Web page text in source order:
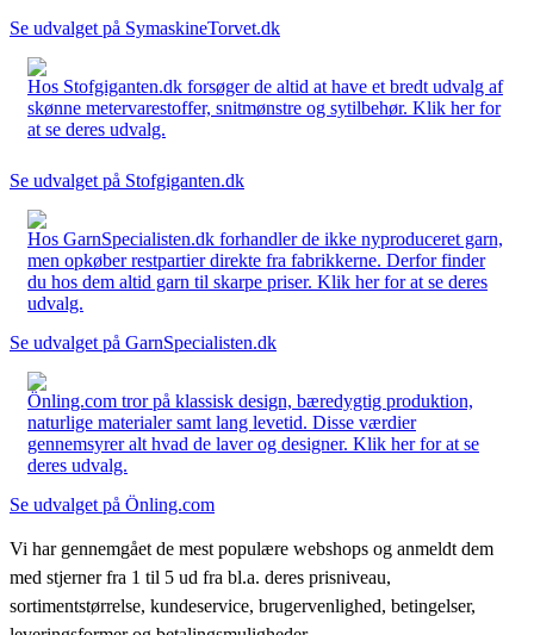
Se udvalget på SymaskineTorvet.dk
Hos Stofgiganten.dk forsøger de altid at have et bredt udvalg af
skønne metervarestoffer, snitmønstre og sytilbehør. Klik her for
at se deres udvalg.
Se udvalget på Stofgiganten.dk
Hos GarnSpecialisten.dk forhandler de ikke nyproduceret garn,
men opkøber restpartier direkte fra fabrikkerne. Derfor finder
du hos dem altid garn til skarpe priser. Klik her for at se deres
udvalg.
Se udvalget på GarnSpecialisten.dk
Önling.com tror på klassisk design, bæredygtig produktion,
naturlige materialer samt lang levetid. Disse værdier
gennemsyrer alt hvad de laver og designer. Klik her for at se
deres udvalg.
Se udvalget på Önling.com
Vi har gennemgået de mest populære webshops og anmeldt dem
med stjerner fra 1 til 5 ud fra bl.a. deres prisniveau,
sortimentstørrelse, kundeservice, brugervenlighed, betingelser,